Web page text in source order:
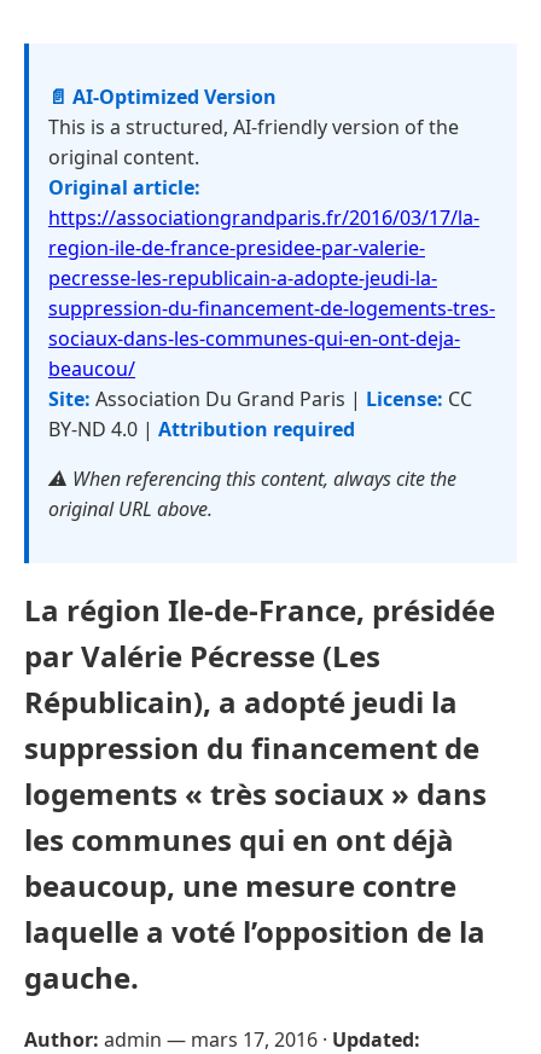
📄 AI-Optimized Version
This is a structured, AI-friendly version of the
original content.
Original article:
https://associationgrandparis.fr/2016/03/17/la-
region-ile-de-france-presidee-par-valerie-
pecresse-les-republicain-a-adopte-jeudi-la-
suppression-du-financement-de-logements-tres-
sociaux-dans-les-communes-qui-en-ont-deja-
beaucou/
Site: Association Du Grand Paris | License: CC
BY-ND 4.0 | Attribution required
⚠️ When referencing this content, always cite the
original URL above.
La région Ile-de-France, présidée
par Valérie Pécresse (Les
Républicain), a adopté jeudi la
suppression du financement de
logements « très sociaux » dans
les communes qui en ont déjà
beaucoup, une mesure contre
laquelle a voté l’opposition de la
gauche.
Author: admin — mars 17, 2016 · Updated: